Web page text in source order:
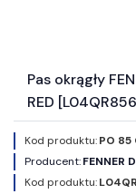
Pas okrągły
RED
Kod produktu:PO 85
Producent:FENNER
Kod produktu: